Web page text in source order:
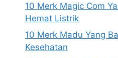
10 Merk Magic Com
Hemat Listrik
10 Merk Madu Yang
Kesehatan